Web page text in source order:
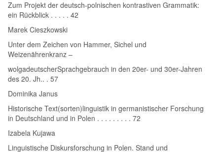
Zum Projekt der deutsch-polnischen kontrastiven Grammatik:
ein Rückblick . . . . . 42
Marek Cieszkowski
Unter dem Zeichen von Hammer, Sichel und
Weizenährenkranz –
wolgadeutscherSprachgebrauch in den 20er- und 30er-Jahren
des 20. Jh.. . 57
Dominika Janus
Historische Text(sorten)linguistik in germanistischer Forschung
in Deutschland und in Polen . . . . . . . . . 72
Izabela Kujawa
Linguistische Diskursforschung in Polen. Stand und